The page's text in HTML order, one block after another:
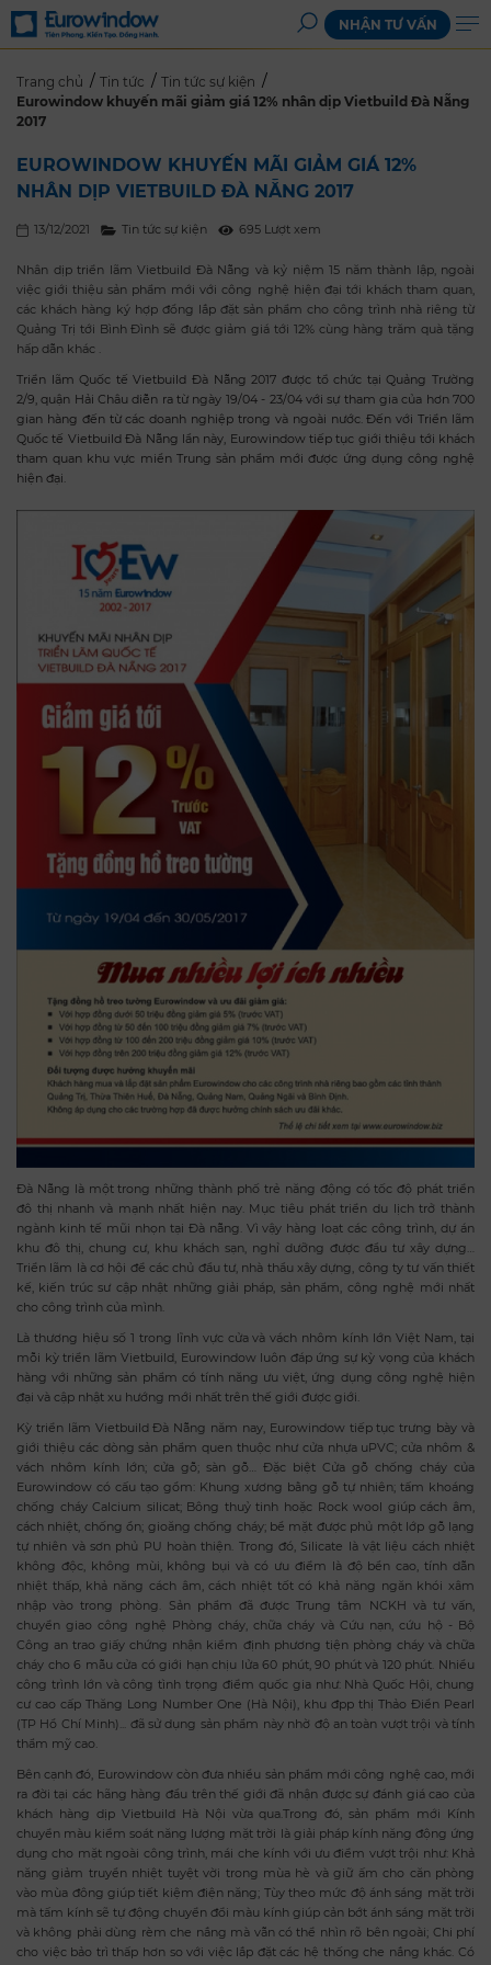
NHẬN TƯ VẤN
Trang chủ Tin tức
Tin tức sự kiện
Eurowindow khuyến mãi giảm giá 12% nhân dịp Vietbuild Đà Nẵng
2017
EUROWINDOW KHUYẾN MÃI GIẢM GIÁ 12%
NHÂN DỊP VIETBUILD ĐÀ NẴNG 2017
13/12/2021 Tin tức sự kiện 695 Lượt xem
Nhân dịp triển lãm Vietbuild Đà Nẵng và kỷ niệm 15 năm thành lập, ngoài
việc giới thiệu sản phẩm mới với công nghệ hiện đại tới khách tham quan,
các khách hàng ký hợp đồng lắp đặt sản phẩm cho công trình nhà riêng từ
Quảng Trị tới Bình Đình sẽ được giảm giá tới 12% cùng hàng trăm quà tặng
hấp dẫn khác .
Triển lãm Quốc tế Vietbuild Đà Nẵng 2017 được tổ chức tại Quảng Trường
2/9, quận Hải Châu diễn ra từ ngày 19/04 - 23/04 với sự tham gia của hơn 700
gian hàng đến từ các doanh nghiệp trong và ngoài nước. Đến với Triển lãm
Quốc tế Vietbuild Đà Nẵng lần này, Eurowindow tiếp tục giới thiệu tới khách
tham quan khu vực miền Trung sản phẩm mới được ứng dụng công nghệ
hiện đại.
Đà Nẵng là một trong những thành phố trẻ năng động có tốc độ phát triển
đô thị nhanh và mạnh nhất hiện nay. Mục tiêu phát triển du lịch trở thành
ngành kinh tế mũi nhọn tại Đà nẵng. Vì vậy hàng loạt các công trình, dự án
khu đô thị, chung cư, khu khách sạn, nghỉ dưỡng được đầu tư xây dựng…
Triển lãm là cơ hội để các chủ đầu tư, nhà thầu xây dựng, công ty tư vấn thiết
kế, kiến trúc sư cập nhật những giải pháp, sản phẩm, công nghệ mới nhất
cho công trình của mình.
Là thương hiệu số 1 trong lĩnh vực cửa và vách nhôm kính lớn Việt Nam, tại
mỗi kỳ triển lãm Vietbuild, Eurowindow luôn đáp ứng sự kỳ vọng của khách
hàng với những sản phẩm có tính năng ưu việt, ứng dụng công nghệ hiện
đại và cập nhật xu hướng mới nhất trên thế giới được giới.
Kỳ triển lãm Vietbuild Đà Nẵng năm nay, Eurowindow tiếp tục trưng bày và
giới thiệu các dòng sản phẩm quen thuộc như cửa nhựa uPVC; cửa nhôm &
vách nhôm kính lớn; cửa gỗ; sàn gỗ… Đặc biệt Cửa gỗ chống cháy của
Eurowindow có cấu tạo gồm: Khung xương bằng gỗ tự nhiên; tấm khoáng
chống cháy Calcium silicat; Bông thuỷ tinh hoặc Rock wool giúp cách âm,
cách nhiệt, chống ồn; gioăng chống cháy; bề mặt được phủ một lớp gỗ lạng
tự nhiên và sơn phủ PU hoàn thiện. Trong đó, Silicate là vật liệu cách nhiệt
không độc, không mùi, không bụi và có ưu điểm là độ bền cao, tính dẫn
nhiệt thấp, khả năng cách âm, cách nhiệt tốt có khả năng ngăn khói xâm
nhập vào trong phòng. Sản phẩm đã được Trung tâm NCKH và tư vấn,
chuyển giao công nghệ Phòng cháy, chữa cháy và Cứu nạn, cứu hộ - Bộ
Công an trao giấy chứng nhận kiểm định phương tiện phòng cháy và chữa
cháy cho 6 mẫu cửa có giới hạn chịu lửa 60 phút, 90 phút và 120 phút. Nhiều
công trình lớn và công tình trọng điểm quốc gia như: Nhà Quốc Hội, chung
cư cao cấp Thăng Long Number One (Hà Nội), khu đpp thị Thảo Điền Pearl
(TP Hồ Chí Minh)... đã sử dụng sản phẩm này nhờ độ an toàn vượt trội và tính
thẩm mỹ cao.
Bên cạnh đó, Eurowindow còn đưa nhiều sản phẩm mới công nghệ cao, mới
ra đời tại các hãng hàng đầu trên thế giới đã nhận được sự đánh giá cao của
khách hàng dịp Vietbuild Hà Nội vừa qua.Trong đó, sản phẩm mới Kính
chuyển màu kiểm soát năng lượng mặt trời là giải pháp kính năng động ứng
dụng cho mặt ngoài công trình, mái che kính với ưu điểm vượt trội như: Khả
năng giảm truyền nhiệt tuyệt vời trong mùa hè và giữ ấm cho căn phòng
vào mùa đông giúp tiết kiệm điện năng; Tùy theo mức độ ánh sáng mặt trời
mà tấm kính sẽ tự động chuyển đổi màu kính giúp cản bớt ánh sáng mặt trời
và không phải dùng rèm che nắng mà vẫn có thể nhìn rõ bên ngoài; Chi phí
cho việc bảo trì thấp hơn so với việc lắp đặt các hệ thống che nắng khác. Có